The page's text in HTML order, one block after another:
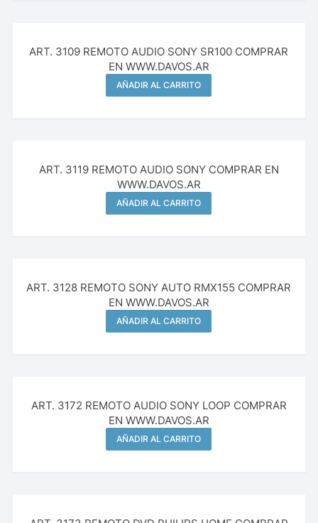
ART. 3109 REMOTO AUDIO SONY SR100 COMPRAR
EN WWW.DAVOS.AR
AÑADIR AL CARRITO
ART. 3119 REMOTO AUDIO SONY COMPRAR EN
WWW.DAVOS.AR
AÑADIR AL CARRITO
ART. 3128 REMOTO SONY AUTO RMX155 COMPRAR
EN WWW.DAVOS.AR
AÑADIR AL CARRITO
ART. 3172 REMOTO AUDIO SONY LOOP COMPRAR
EN WWW.DAVOS.AR
AÑADIR AL CARRITO